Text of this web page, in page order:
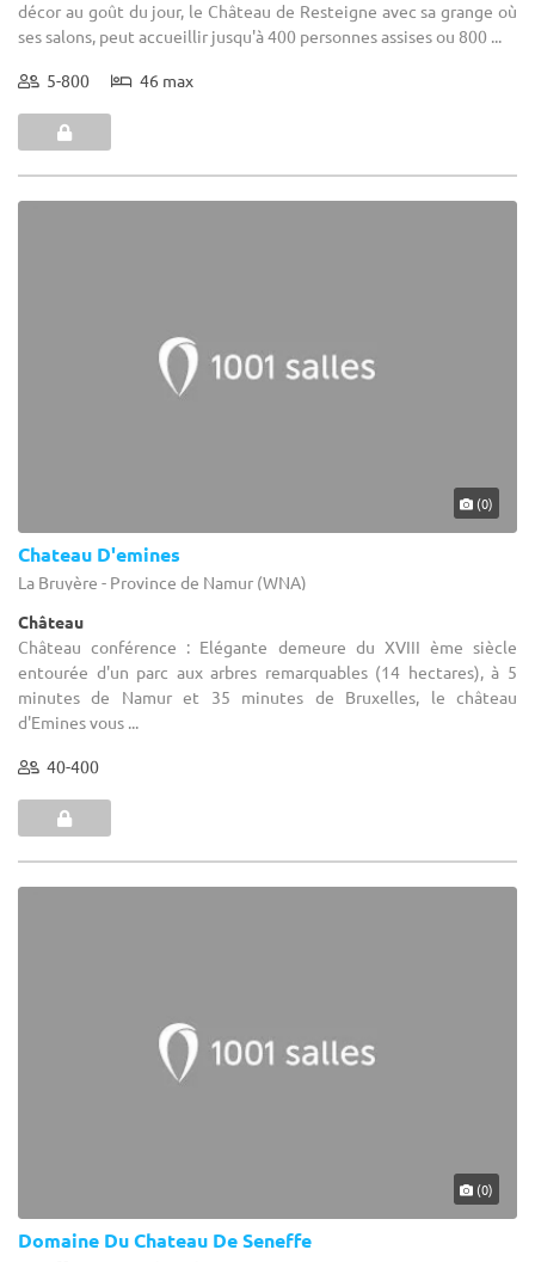
décor au goût du jour, le Château de Resteigne avec sa grange où
ses salons, peut accueillir jusqu'à 400 personnes assises ou 800 ...
5-800 46 max
(0)
Chateau D'emines
La Bruyère - Province de Namur (WNA)
Château
Château conférence : Elégante demeure du XVIII ème siècle
entourée d'un parc aux arbres remarquables (14 hectares), à 5
minutes de Namur et 35 minutes de Bruxelles, le château
d'Emines vous ...
40-400
(0)
Domaine Du Chateau De Seneffe